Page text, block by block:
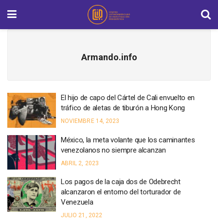
Armando.info
El hijo de capo del Cártel de Cali envuelto en
tráfico de aletas de tiburón a Hong Kong
NOVIEMBRE 14, 2023
México, la meta volante que los caminantes
venezolanos no siempre alcanzan
ABRIL 2, 2023
Los pagos de la caja dos de Odebrecht
alcanzaron el entorno del torturador de
Venezuela
JULIO 21, 2022